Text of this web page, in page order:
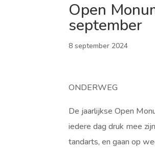
Open
september
8 september 2024
ONDERWEG
De jaarlijkse Open
iedere dag druk mee
tandarts, en gaan op